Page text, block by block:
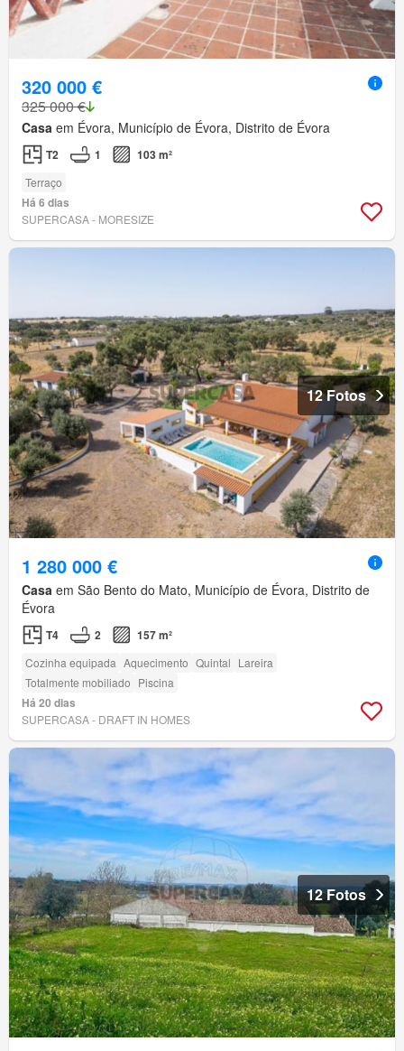
320 000 €
325 000 €
Casa em Évora, Município de Évora, Distrito de Évora
T2 1 103 m²
Terraço
Há 6 dias
SUPERCASA - MORESIZE
12 Fotos
1 280 000 €
Casa em São Bento do Mato, Município de Évora, Distrito de
Évora
T4 2 157 m²
Cozinha equipada Aquecimento Quintal Lareira
Totalmente mobiliado Piscina
Há 20 dias
SUPERCASA - DRAFT IN HOMES
12 Fotos